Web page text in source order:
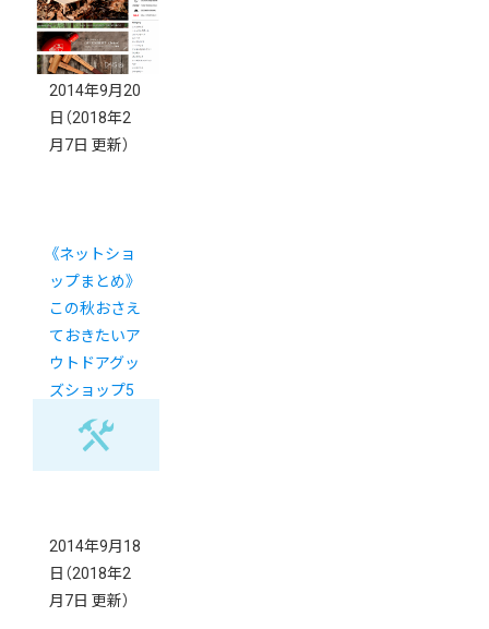
2014年9月20
日 （2018年2
月7日 更新）
《ネットショ
ップまとめ》
この秋おさえ
ておきたいア
ウトドアグッ
ズショップ5
2014年9月18
日 （2018年2
月7日 更新）